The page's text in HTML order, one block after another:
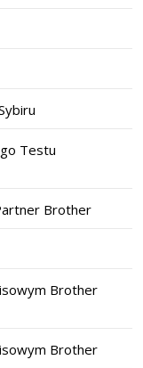
Testu
Brother
Brother
Brother